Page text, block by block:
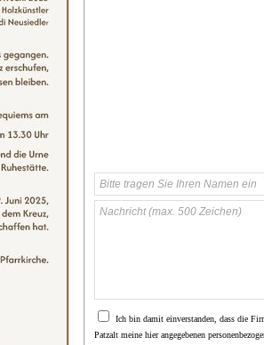
Ich bin damit einverstanden, dass die
Patzalt meine hier angegebenen